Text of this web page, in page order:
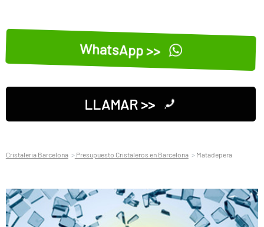
WhatsApp >>
LLAMAR >>
Cristaleria Barcelona Presupuesto Cristaleros en Barcelona Matadepera